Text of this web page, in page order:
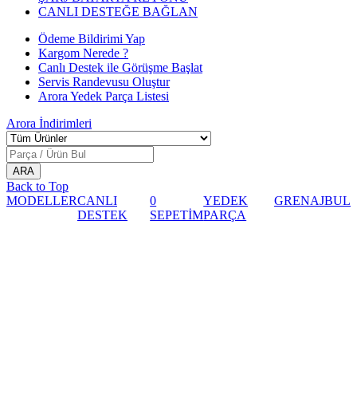
CANLI DESTEĞE BAĞLAN
Ödeme Bildirimi Yap
Kargom Nerede ?
Canlı Destek ile Görüşme Başlat
Servis Randevusu Oluştur
Arora Yedek Parça Listesi
Arora İndirimleri
Back to Top
MODELLERCANLI
DESTEK
0
SEPETİM
YEDEK
PARÇA
GRENAJBUL